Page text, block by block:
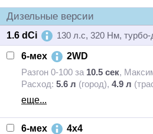
Дизельные версии
1.6 dCi 130 л.с, 320 Нм, турбо-
6-мех
2WD
Разгон 0-100 за 10.5 сек,
Расход: 5.6 л (город), 4.9 л
еще...
6-мех
4x4